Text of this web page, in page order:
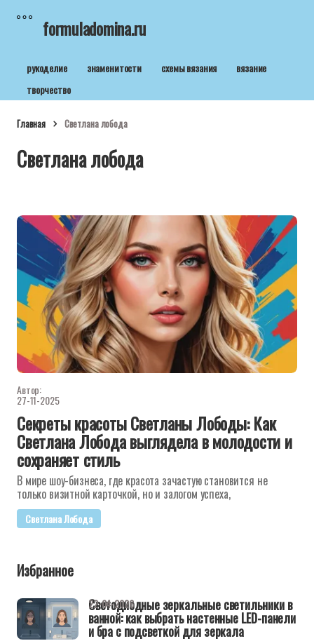
formuladomina.ru
рукоделие знаменитости схемы вязания
вязание
творчество
Главная Светлана лобода
Светлана лобода
Автор:
27-11-2025
Секреты красоты Светланы Лободы: Как
Светлана Лобода выглядела в молодости и
сохраняет стиль
В мире шоу-бизнеса, где красота зачастую становится не
только визитной карточкой, но и залогом успеха,
Светлана Лобода
Избранное
Светодиодные зеркальные светильники в
ванной: как выбрать настенные LED-панели
и бра с подсветкой для зеркала
22-04-2026